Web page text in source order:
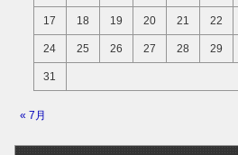
17 18 19 20 21 22
24 25 26 27 28 29
31
« 7月